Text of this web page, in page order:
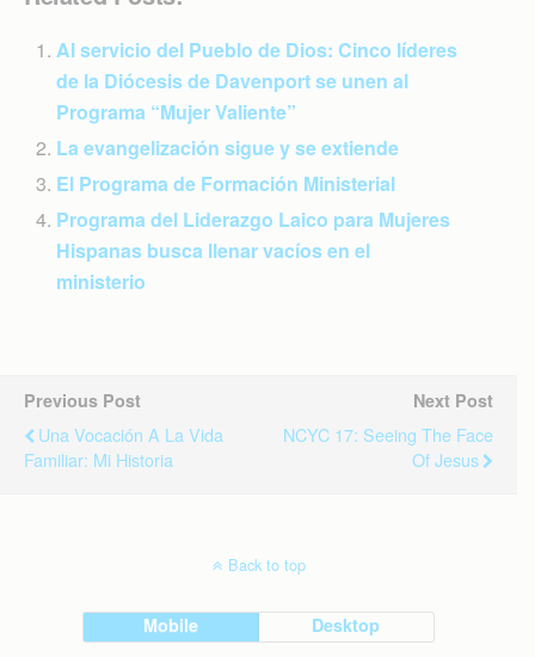
Al servicio del Pueblo de Dios: Cinco líderes
de la Diócesis de Davenport se unen al
Programa “Mujer Valiente”
La evangelización sigue y se extiende
El Programa de Formación Ministerial
Programa del Liderazgo Laico para Mujeres
Hispanas busca llenar vacíos en el
ministerio
Previous Post
Una Vocación A La Vida
Familiar: Mi Historia
Next Post
NCYC 17: Seeing The Face
Of Jesus
Back to top
Mobile Desktop